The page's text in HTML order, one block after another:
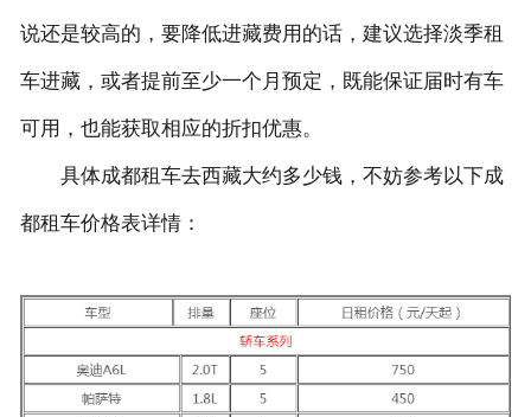
说还是较高的，要降低进藏费用的话，建议选择淡季租
车进藏，或者提前至少一个月预定，既能保证届时有车
可用，也能获取相应的折扣优惠。
具体成都租车去西藏大约多少钱，不妨参考以下成
都租车价格表详情：